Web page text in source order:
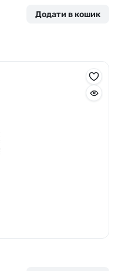
Додати в кошик